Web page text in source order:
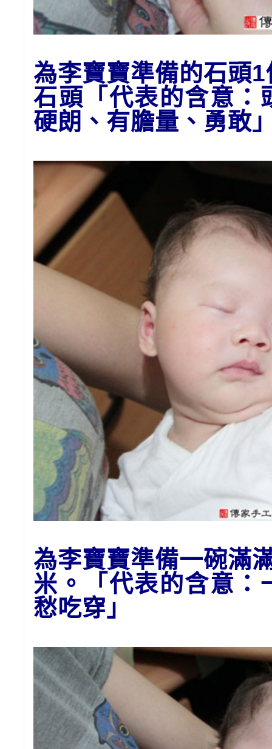
為李寶寶準備的石
石頭 「代表的含意
硬朗、有膽量、勇敢
為李寶寶準備一碗滿
米。「代表的含意：
愁吃穿」